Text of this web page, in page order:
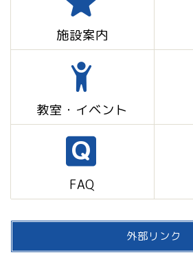
施設案内
教室・イベント
FAQ
外部リンク